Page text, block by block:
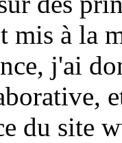
mis à la
j'ai
du site